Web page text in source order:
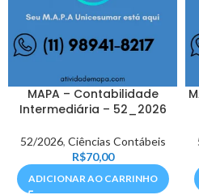
MAPA – Contabilidade
Intermediária – 52_2026
52/2026, Ciências Contábeis
R$70,00
ADICIONAR AO CARRINHO